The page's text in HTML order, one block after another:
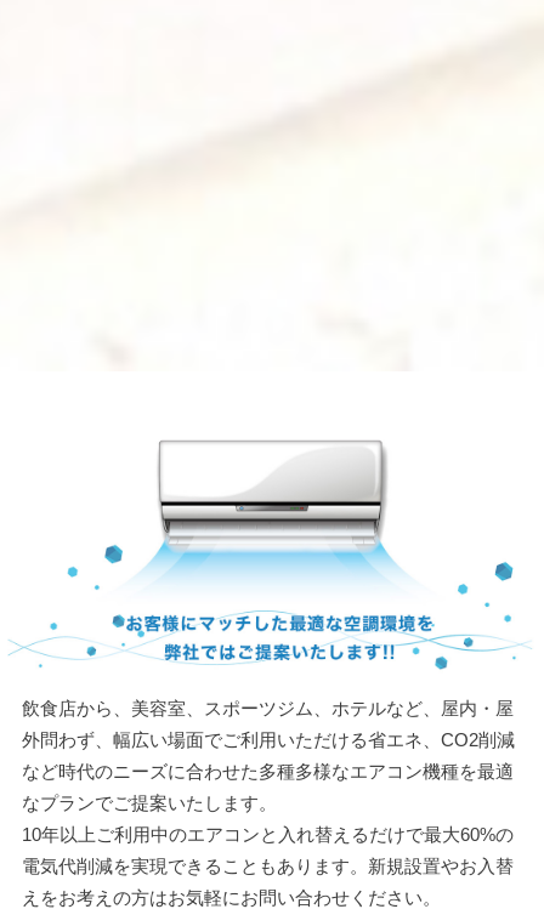
飲食店から、美容室、スポーツジム、ホテルなど、屋内・屋
外問わず、幅広い場面でご利用いただける省エネ、CO2削減
など時代のニーズに合わせた多種多様なエアコン機種を最適
なプランでご提案いたします。
10年以上ご利用中のエアコンと入れ替えるだけで最大60%の
電気代削減を実現できることもあります。新規設置やお入替
えをお考えの方はお気軽にお問い合わせください。